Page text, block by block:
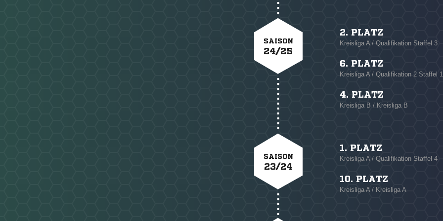
SAISON
24/25
2. PLATZ
Kreisliga A / Qualifikation Staffel 3
6. PLATZ
Kreisliga A / Qualifikation 2 Staffel 1
4. PLATZ
Kreisliga B / Kreisliga B
SAISON
23/24
1. PLATZ
Kreisliga A / Qualifikation Staffel 4
10. PLATZ
Kreisliga A / Kreisliga A